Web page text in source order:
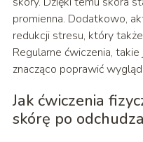
promienna. Dodatkowo,
redukcji stresu, który
Regularne ćwiczenia,
znacząco poprawić
Jak ćwiczenia
skórę po